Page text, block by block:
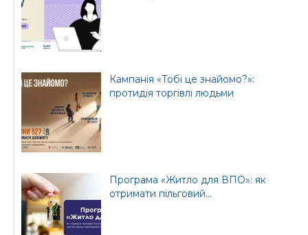
Кампанія «Тобі це знайомо?»:
протидія торгівлі людьми
Програма «Житло для ВПО»: як
отримати пільговий...